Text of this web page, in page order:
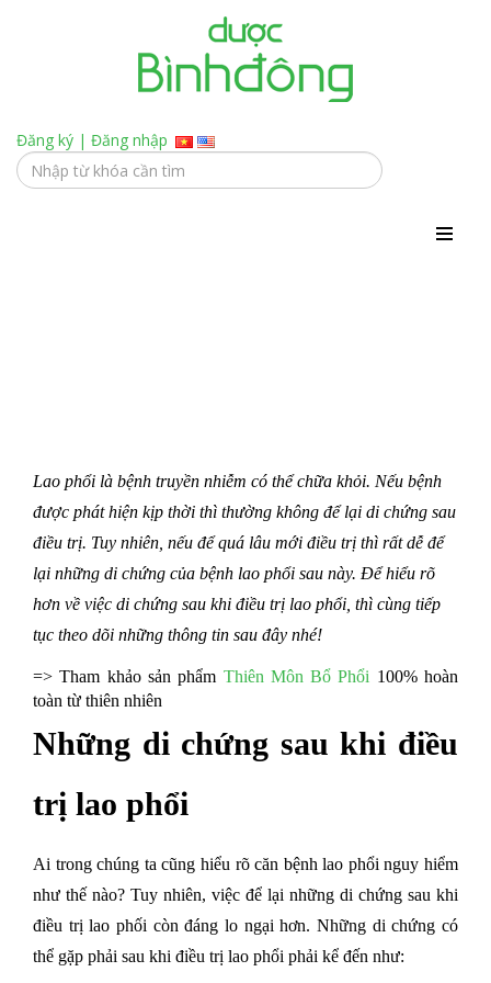
Đăng ký | Đăng nhập
Lao phổi là bệnh truyền nhiễm có thể chữa khỏi. Nếu bệnh
được phát hiện kịp thời thì thường không để lại di chứng sau
điều trị. Tuy nhiên, nếu để quá lâu mới điều trị thì rất dễ để
lại những di chứng của bệnh lao phổi sau này. Để hiểu rõ
hơn về việc di chứng sau khi điều trị lao phổi, thì cùng tiếp
tục theo dõi những thông tin sau đây nhé!
=> Tham khảo sản phẩm Thiên Môn Bổ Phổi 100% hoàn
toàn từ thiên nhiên
Những di chứng sau khi điều
trị lao phổi
Ai trong chúng ta cũng hiểu rõ căn bệnh lao phổi nguy hiểm
như thế nào? Tuy nhiên, việc để lại những di chứng sau khi
điều trị lao phối còn đáng lo ngại hơn. Những di chứng có
thể gặp phải sau khi điều trị lao phổi phải kể đến như: